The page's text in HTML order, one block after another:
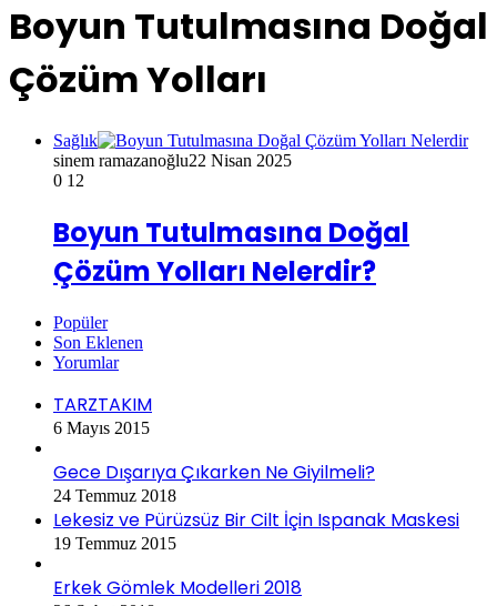
Boyun Tutulmasına Doğal
Çözüm Yolları
Sağlık
sinem ramazanoğlu22 Nisan 2025
0 12
Boyun Tutulmasına Doğal
Çözüm Yolları Nelerdir?
Popüler
Son Eklenen
Yorumlar
TARZTAKIM
6 Mayıs 2015
Gece Dışarıya Çıkarken Ne Giyilmeli?
24 Temmuz 2018
Lekesiz ve Pürüzsüz Bir Cilt İçin Ispanak Maskesi
19 Temmuz 2015
Erkek Gömlek Modelleri 2018